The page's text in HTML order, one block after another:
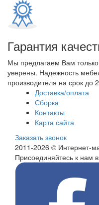
Гарантия
Мы предлагаем Вам только
уверены. Надежность
производителя на срок до
Доставка/оплата
Сборка
Контакты
Карта сайта
Заказать звонок
2011-2026 © Интернет-
Присоединяйтесь к нам